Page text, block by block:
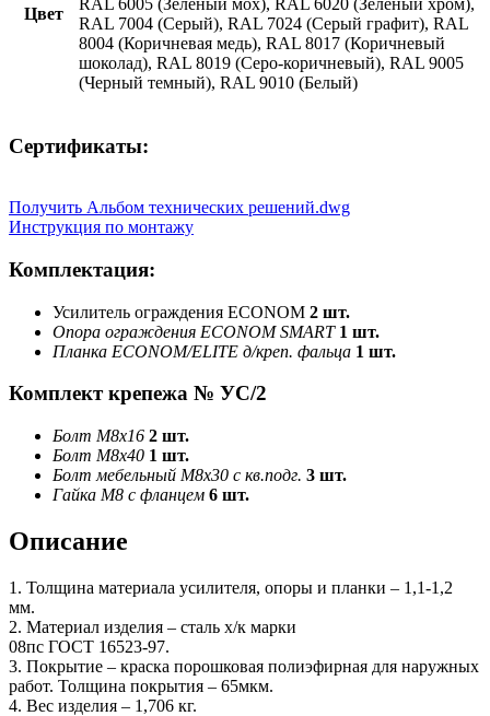
Цвет
RAL 7004 (Серый), RAL 7024 (Серый графит), RAL
8004 (Коричневая медь), RAL 8017 (Коричневый
шоколад), RAL 8019 (Серо-коричневый), RAL 9005
(Черный темный), RAL 9010 (Белый)
Сертификаты:
Получить Альбом технических решений.dwg
Инструкция по монтажу
Комплектация:
Усилитель ограждения ECONOM 2 шт.
Опора ограждения ECONOM SMART 1 шт.
Планка ECONOM/ELITE д/креп. фальца 1 шт.
Комплект крепежа № УС/2
Болт М8х16 2 шт.
Болт М8х40 1 шт.
Болт мебельный М8х30 с кв.подг. 3 шт.
Гайка М8 с фланцем 6 шт.
Описание
1. Толщина материала усилителя, опоры и планки – 1,1-1,2
мм.
2. Материал изделия – сталь х/к марки
08пс ГОСТ 16523-97.
3. Покрытие – краска порошковая полиэфирная для наружных
работ. Толщина покрытия – 65мкм.
4. Вес изделия – 1,706 кг.